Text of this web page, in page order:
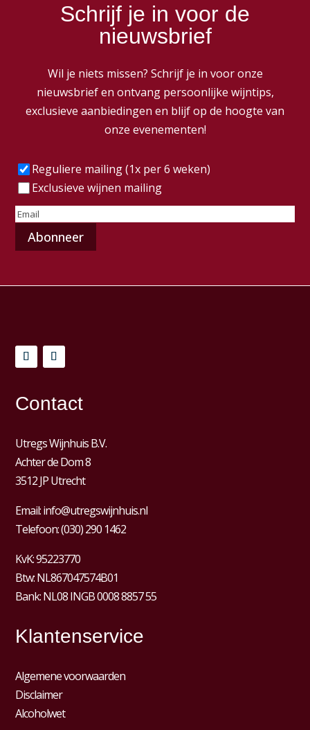
Schrijf je in voor de
nieuwsbrief
Wil je niets missen? Schrijf je in voor onze
nieuwsbrief en ontvang persoonlijke wijntips,
exclusieve aanbiedingen en blijf op de hoogte van
onze evenementen!
Frequentie(Vereist)
Reguliere mailing (1x per 6 weken)
Exclusieve wijnen mailing
E-
mailadres(Vereist)
Contact
Utregs Wijnhuis B.V.
Achter de Dom 8
3512 JP Utrecht
Email:info@utregswijnhuis.nl
Telefoon:(030) 290 1462
KvK:95223770
Btw:NL867047574B01
Bank: NL08 INGB 0008 8857 55
Klantenservice
Algemene voorwaarden
Disclaimer
Alcoholwet